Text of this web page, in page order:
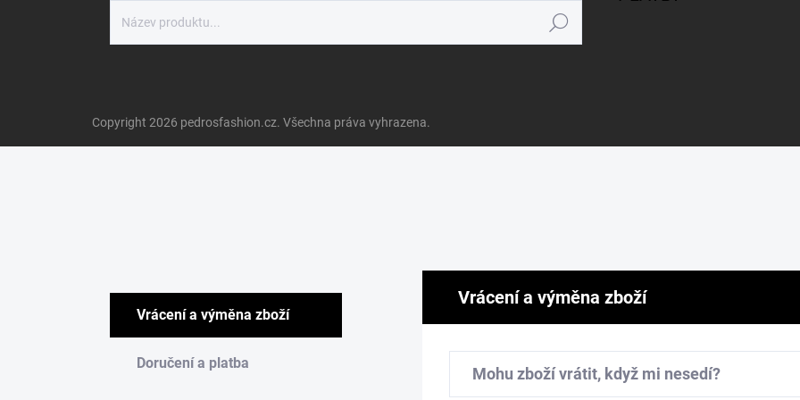
Hledat
Copyright 2026 pedrosfashion.cz. Všechna práva vyhrazena.
Vrácení a výměna zboží
Doručení a platba
Vrácení a výměna zboží
Mohu zboží vrátit, když mi nesedí?